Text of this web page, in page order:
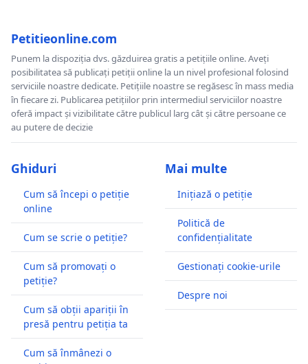
Petitieonline.com
Punem la dispoziția dvs. găzduirea gratis a petițiile online. Aveți
posibilitatea să publicați petiții online la un nivel profesional folosind
serviciile noastre dedicate. Petițiile noastre se regăsesc în mass media
în fiecare zi. Publicarea petițiilor prin intermediul serviciilor noastre
oferă impact și vizibilitate către publicul larg cât și către persoane ce
au putere de decizie
Ghiduri
Cum să începi o petiție
online
Cum se scrie o petiție?
Cum să promovați o
petiție?
Cum să obții apariții în
presă pentru petiția ta
Cum să înmânezi o
Mai multe
Inițiază o petiție
Politică de
confidențialitate
Gestionați cookie-urile
Despre noi